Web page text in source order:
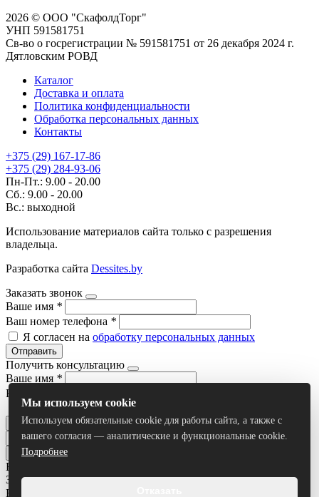
2026 © ООО "СкафолдТорг"
УНП 591581751
Св-во о госрегистрации № 591581751 от 26 декабря 2024 г.
Дятловским РОВД
Каталог
Доставка и оплата
Политика конфиденциальности
Обработка персональных данных
Контакты
+375 (29) 167-17-86
+375 (29) 284-93-06
Пн-Пт.: 9.00 - 20.00
Сб.: 9.00 - 20.00
Вс.: выходной
Использование материалов сайта только с разрешения
владельца.
Разработка сайта Dessites.by
Заказать звонок
Ваше имя *
Ваш номер телефона *
Я согласен на обработку персональных данных
Отправить
Получить консультацию
Ваше имя *
Ваш номер телефона
Я согласен наобработку персональных данных
Отправить
Все результаты
Задать вопрос
Ваше имя
Мы используем cookie
Используем обязательные cookie для работы сайта, а также с
вашего согласия — аналитические и функциональные cookie.
Подробнее